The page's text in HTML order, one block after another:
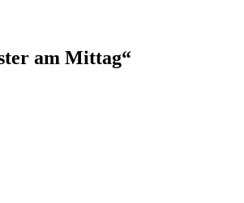
am Mittag“